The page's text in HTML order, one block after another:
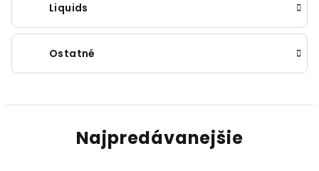
Liquids
Ostatné
Najpredávanejšie